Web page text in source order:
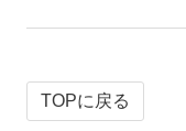
TOPに戻る